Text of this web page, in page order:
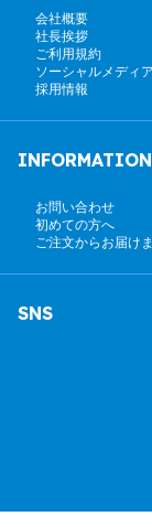
会社概要
社長挨拶
ご利用規約
ソーシャルメディ
採用情報
INFORMATION
お問い合わせ
初めての方へ
ご注文からお届け
SNS